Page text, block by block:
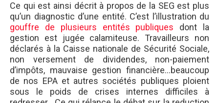
Ce qui est ainsi décrit à propos de la SEG est plus
qu’un diagnostic d’une entité. C’est l’illustration du
gouffre de plusieurs entités publiques dont la
gestion est jugée calamiteuse. Travailleurs non
déclarés à la Caisse nationale de Sécurité Sociale,
non versement de dividendes, non-paiement
d’impôts, mauvaise gestion financière…beaucoup
de nos EPA et autres sociétés publiques ploient
sous le poids de crises internes difficiles à